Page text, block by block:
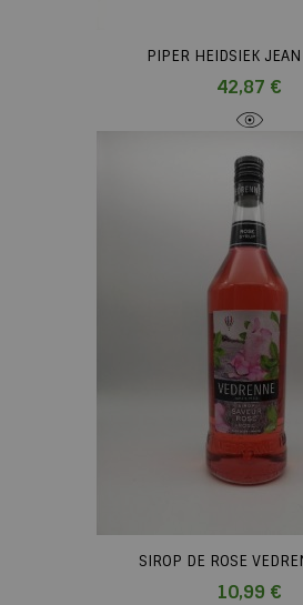
PIPER HEIDSIEK JEAN
42,87 €Prix
SIROP DE ROSE
10,99 €Prix